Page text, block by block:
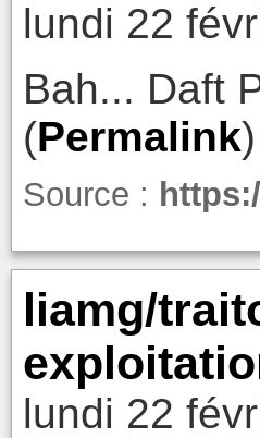
lundi 22
Bah... Daft
(Permalink)
Source :
liamg/
lundi 22